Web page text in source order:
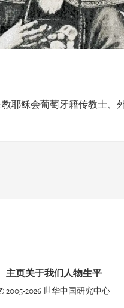
耶稣会葡萄牙籍传教士、外
主页关于我们人物生平
2005-2026 世华中国研究中心